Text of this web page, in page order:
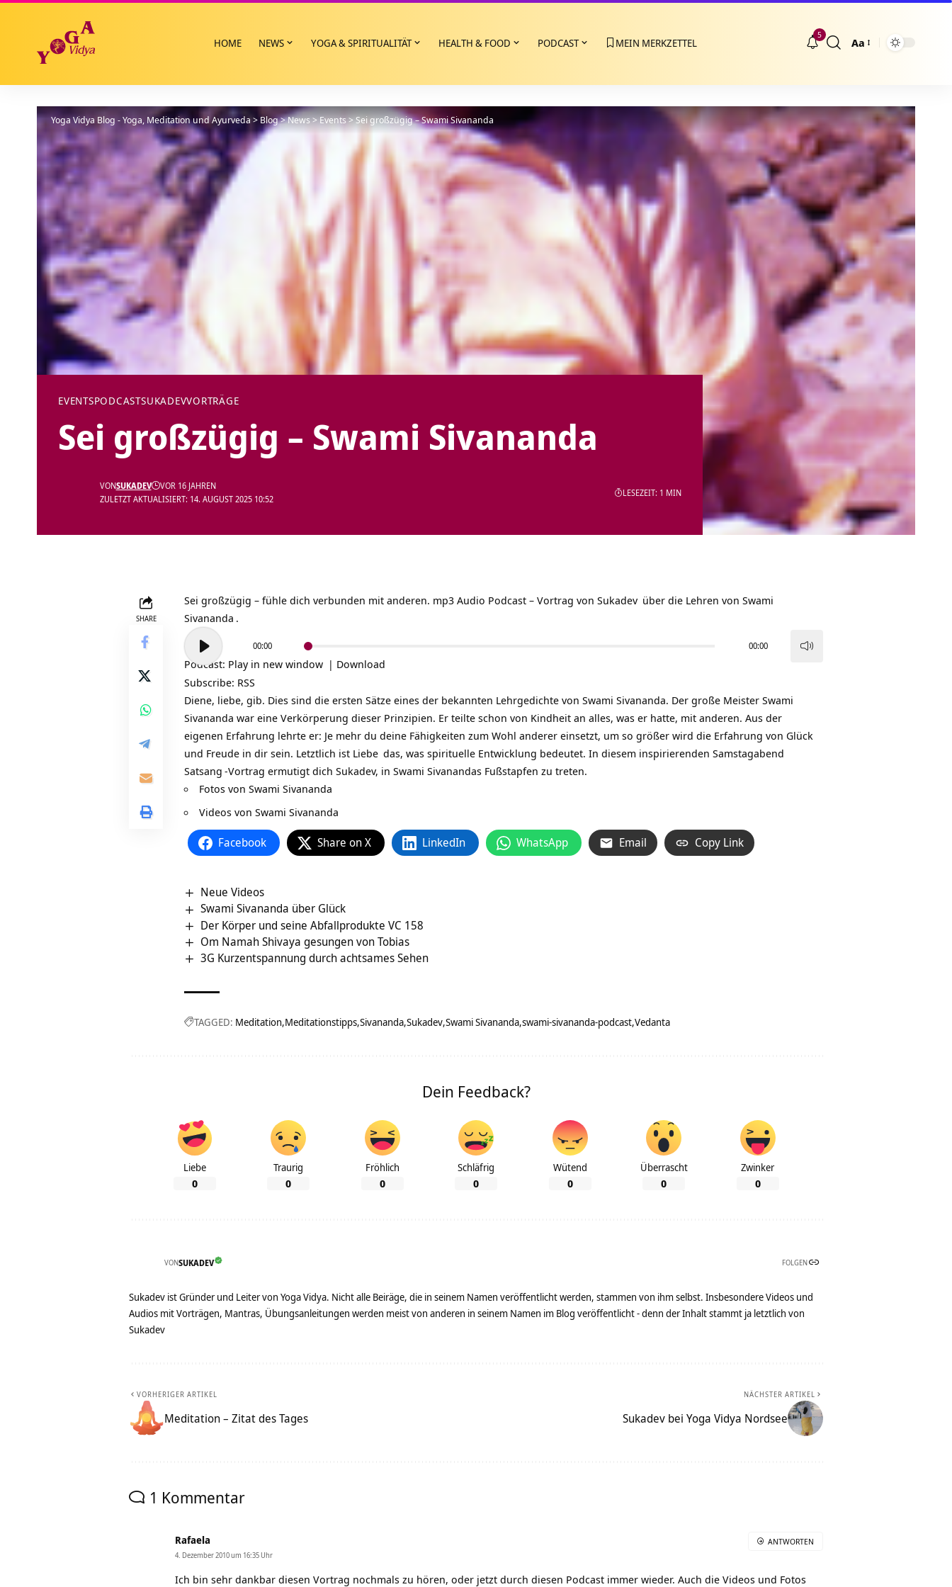
HOME NEWS YOGA & SPIRITUALITÄT HEALTH & FOOD PODCAST MEIN MERKZETTEL
5
Größenänderung
Aa
Yoga Vidya Blog - Yoga, Meditation und Ayurveda > Blog>News>Events>Sei großzügig – Swami Sivananda
EVENTSPODCASTSUKADEVVORTRÄGE
Sei großzügig – Swami Sivananda
ZULETZT AKTUALISIERT: 14. AUGUST 2025 10:52
VONSUKADEV VOR 16 JAHREN
LESEZEIT: 1 MIN
SHARE
Sei großzügig – fühle dich verbunden mit anderen. mp3 Audio Podcast – Vortrag von Sukadev über die Lehren von Swami
Sivananda .
Audio-
Player
00:00 00:00
Podcast: Play in new window | Download
Subscribe: RSS
Diene, liebe, gib. Dies sind die ersten Sätze eines der bekannten Lehrgedichte von Swami Sivananda. Der große Meister Swami
Sivananda war eine Verkörperung dieser Prinzipien. Er teilte schon von Kindheit an alles, was er hatte, mit anderen. Aus der
eigenen Erfahrung lehrte er: Je mehr du deine Fähigkeiten zum Wohl anderer einsetzt, um so größer wird die Erfahrung von Glück
und Freude in dir sein. Letztlich ist Liebe das, was spirituelle Entwicklung bedeutet. In diesem inspirierenden Samstagabend
Satsang -Vortrag ermutigt dich Sukadev, in Swami Sivanandas Fußstapfen zu treten.
Fotos von Swami Sivananda
Videos von Swami Sivananda
Facebook Share on X LinkedIn WhatsApp Email Copy Link
Neue Videos
Swami Sivananda über Glück
Der Körper und seine Abfallprodukte VC 158
Om Namah Shivaya gesungen von Tobias
3G Kurzentspannung durch achtsames Sehen
TAGGED: Meditation Meditationstipps Sivananda Sukadev Swami Sivananda swami-sivananda-podcast Vedanta
Dein Feedback?
Liebe
0
Traurig
0
Fröhlich
0
Schläfrig
0
Wütend
0
Überrascht
0
Zwinker
0
VONSUKADEV FOLGEN
Sukadev ist Gründer und Leiter von Yoga Vidya. Nicht alle Beiräge, die in seinem Namen veröffentlicht werden, stammen von ihm selbst. Insbesondere Videos und
Audios mit Vorträgen, Mantras, Übungsanleitungen werden meist von anderen in seinem Namen im Blog veröffentlicht - denn der Inhalt stammt ja letztlich von
Sukadev
VORHERIGER ARTIKEL
Meditation – Zitat des Tages
NÄCHSTER ARTIKEL
Sukadev bei Yoga Vidya Nordsee
1 Kommentar
Rafaela
4. Dezember 2010 um 16:35 Uhr
Ich bin sehr dankbar diesen Vortrag nochmals zu hören, oder jetzt durch diesen Podcast immer wieder. Auch die Videos und Fotos
ANTWORTEN